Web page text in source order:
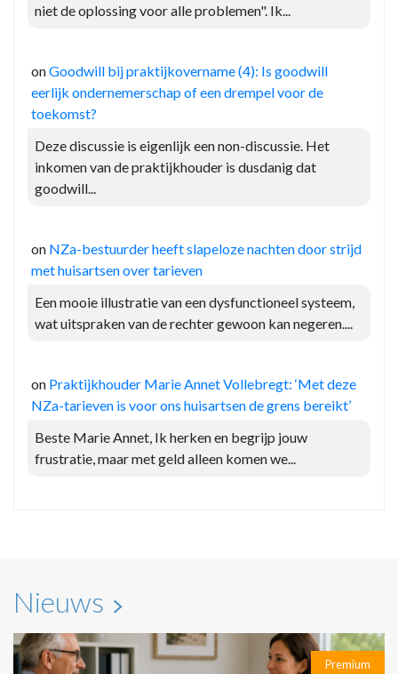
niet de oplossing voor alle problemen". Ik...
onGoodwill bij praktijkovername (4): Is goodwill
eerlijk ondernemerschap of een drempel voor de
toekomst?
Deze discussie is eigenlijk een non-discussie. Het
inkomen van de praktijkhouder is dusdanig dat
goodwill...
on NZa-bestuurder heeft slapeloze nachten door strijd
met huisartsen over tarieven
Een mooie illustratie van een dysfunctioneel systeem,
wat uitspraken van de rechter gewoon kan negeren....
on Praktijkhouder Marie Annet Vollebregt: ‘Met deze
NZa-tarieven is voor ons huisartsen de grens bereikt’
Beste Marie Annet, Ik herken en begrijp jouw
frustratie, maar met geld alleen komen we...
Nieuws
Premium